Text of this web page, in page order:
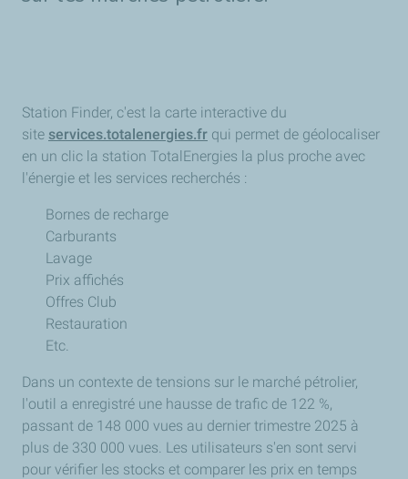
Station Finder, c'est la carte interactive du
site services.totalenergies.fr qui permet de géolocaliser
en un clic la station TotalEnergies la plus proche avec
l'énergie et les services recherchés :
Bornes de recharge
Carburants
Lavage
Prix affichés
Offres Club
Restauration
Etc.
Dans un contexte de tensions sur le marché pétrolier,
l'outil a enregistré une hausse de trafic de 122 %,
passant de 148 000 vues au dernier trimestre 2025 à
plus de 330 000 vues. Les utilisateurs s'en sont servi
pour vérifier les stocks et comparer les prix en temps